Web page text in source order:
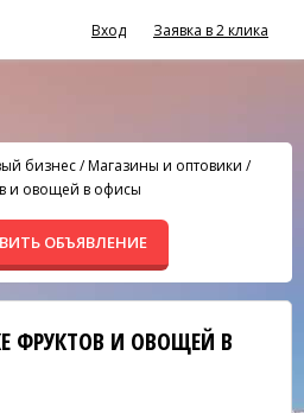
Вход Заявка в 2 клика
бизнес/Магазины и оптовики /
и овощей в офисы
ОБЪЯВЛЕНИЕ
ФРУКТОВ И ОВОЩЕЙ В